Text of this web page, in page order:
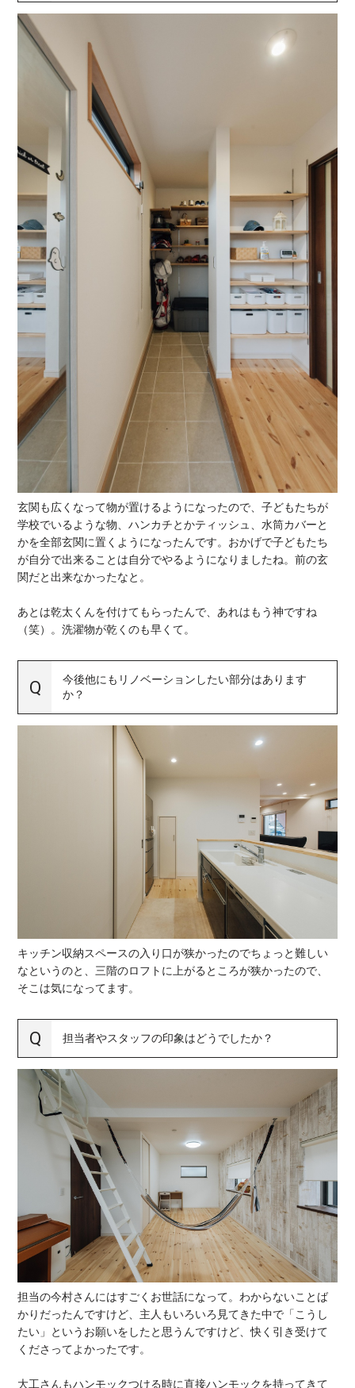
玄関も広くなって物が置けるようになったので、子どもたちが
学校でいるような物、ハンカチとかティッシュ、水筒カバーと
かを全部玄関に置くようになったんです。おかげで子どもたち
が自分で出来ることは自分でやるようになりましたね。前の玄
関だと出来なかったなと。
あとは乾太くんを付けてもらったんで、あれはもう神ですね
（笑）。洗濯物が乾くのも早くて。
今後他にもリノベーションしたい部分はあります
か？
キッチン収納スペースの入り口が狭かったのでちょっと難しい
なというのと、三階のロフトに上がるところが狭かったので、
そこは気になってます。
担当者やスタッフの印象はどうでしたか？
担当の今村さんにはすごくお世話になって。わからないことば
かりだったんですけど、主人もいろいろ見てきた中で「こうし
たい」というお願いをしたと思うんですけど、快く引き受けて
くださってよかったです。
大工さんもハンモックつける時に直接ハンモックを持ってきて